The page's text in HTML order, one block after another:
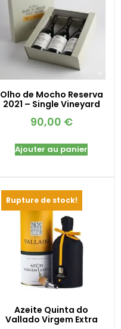
Olho de Mocho Reserva
2021 – Single Vineyard
90,00 €
Ajouter au panier
Rupture de stock!
Azeite Quinta do
Vallado Virgem Extra